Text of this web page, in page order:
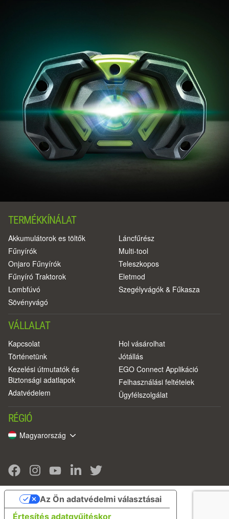
TERMÉKKÍNÁLAT
Akkumulátorok es töltők
Fűnyírók
Onjaro Fűnyírók
Fűnyíró Traktorok
Lombfúvó
Sövényvágó
Láncfűrész
Multi-tool
Teleszkopos
Eletmod
Szegélyvágók & Fűkasza
VÁLLALAT
Kapcsolat
Történetünk
Kezelési útmutatók és
Biztonsági adatlapok
Adatvédelem
Hol vásárolhat
Jótállás
EGO Connect Applikáció
Felhasználási feltételek
Ügyfélszolgálat
RÉGIÓ
Magyarország
Értesítés adatgyűjtéskor
Az Ön adatvédelmi választásai